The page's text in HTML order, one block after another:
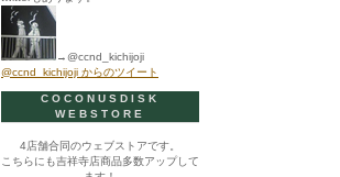
→@ccnd_kichijoji
@ccnd_kichijoji からのツイート
COCONUSDISK
WEBSTORE
4店舗合同のウェブストアです。
こちらにも吉祥寺店商品多数アップして